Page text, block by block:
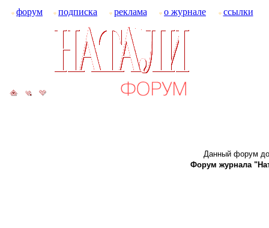
форум подписка реклама о журнале ссылки
Данный форум
Форум журнала